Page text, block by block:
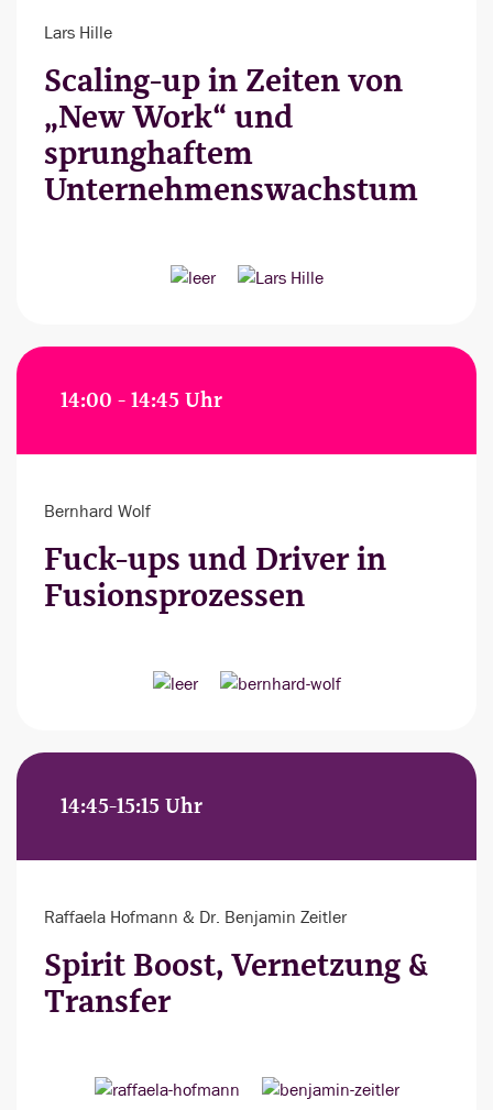
Lars Hille
Scaling-up in Zeiten von
„New Work“ und
sprunghaftem
Unternehmenswachstum
14:00 - 14:45 Uhr
Bernhard Wolf
Fuck-ups und Driver in
Fusionsprozessen
14:45-15:15 Uhr
Raffaela Hofmann & Dr. Benjamin Zeitler
Spirit Boost, Vernetzung &
Transfer